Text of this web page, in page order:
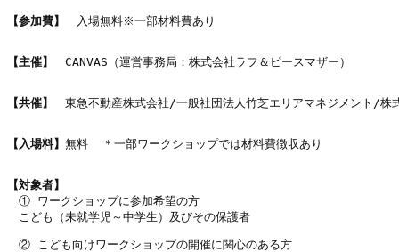
【参加費】 入場無料※一部材料費あり
【主催】 CANVAS（運営事務局：株式会社ラフ＆ピースマザー）
【共催】 東急不動産株式会社/一般社団法人竹芝エリアマネジメント/株
【入場料】 無料  ＊一部ワークショップでは材料費徴収あり
【対象者】
① ワークショップに参加希望の方
こども（未就学児～中学生）及びその保護者
② こども向けワークショップの開催に関心のある方